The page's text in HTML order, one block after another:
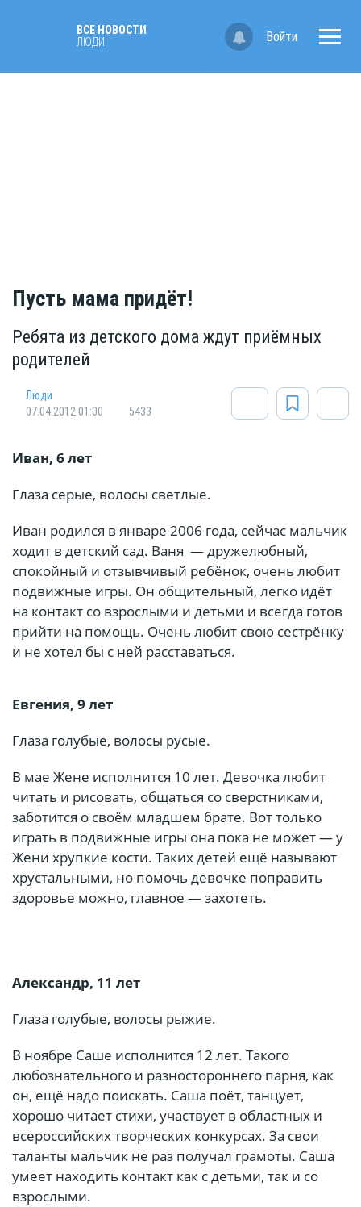
ВСЕ НОВОСТИ
ЛЮДИ
Войти
Пусть мама придёт!
Ребята из детского дома ждут приёмных
родителей
Люди
07.04.2012 01:00
5433
Иван, 6 лет
Глаза серые, волосы светлые.
Иван родился в январе 2006 года, сейчас мальчик
ходит в детский сад. Ваня ­ — дружелюбный,
спокойный и отзывчивый ребёнок, очень любит
подвижные игры. Он общительный, легко идёт
на контакт со взрослыми и детьми и всегда готов
прийти на помощь. Очень любит свою сестрёнку
и не хотел бы с ней расставаться.
Евгения, 9 лет
Глаза голубые, волосы русые.
В мае Жене исполнится 10 лет. Девочка любит
читать и рисовать, общаться со сверстниками,
заботится о своём младшем брате. Вот только
играть в подвижные игры она пока не может — у
Жени хрупкие кости. Таких детей ещё называют
хрустальными, но помочь девочке поправить
здоровье можно, главное — захотеть.
Александр, 11 лет
Глаза голубые, волосы рыжие.
В ноябре Саше исполнится 12 лет. Такого
любознательного и разностороннего парня, как
он, ещё надо поискать. Саша поёт, танцует,
хорошо читает стихи, участвует в областных и
всероссийских творческих конкурсах. За свои
таланты мальчик не раз получал грамоты. Саша
умеет находить контакт как с детьми, так и со
взрослыми.